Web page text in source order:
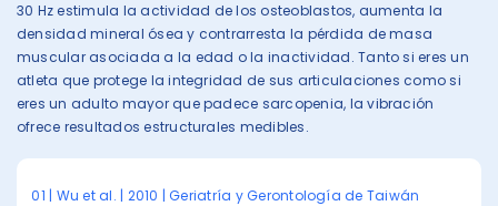
30 Hz estimula la actividad de los osteoblastos, aumenta la
densidad mineral ósea y contrarresta la pérdida de masa
muscular asociada a la edad o la inactividad. Tanto si eres un
atleta que protege la integridad de sus articulaciones como si
eres un adulto mayor que padece sarcopenia, la vibración
ofrece resultados estructurales medibles.
01 | Wu et al. | 2010 | Geriatría y Gerontología de Taiwán